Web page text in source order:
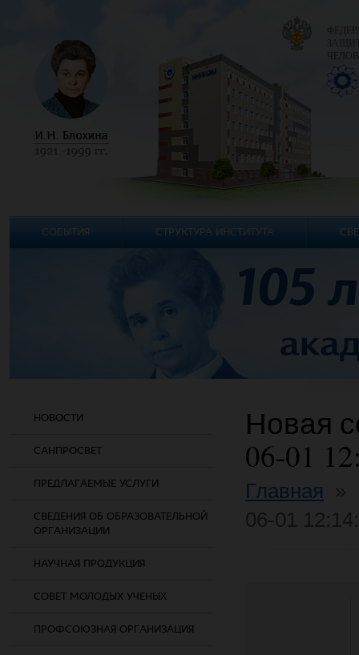
НОВОСТИ
САНПРОСВЕТ
ПРЕДЛАГАЕМЫЕ УСЛУГИ
СВЕДЕНИЯ ОБ ОБРАЗОВАТЕЛЬНОЙ
ОРГАНИЗАЦИИ
НАУЧНАЯ ПРОДУКЦИЯ
СОВЕТ МОЛОДЫХ УЧЕНЫХ
ПРОФСОЮЗНАЯ ОРГАНИЗАЦИЯ
Новая
06-01
Главная
СОБЫТИЯ СТРУКТУРА ИНСТИТУТА